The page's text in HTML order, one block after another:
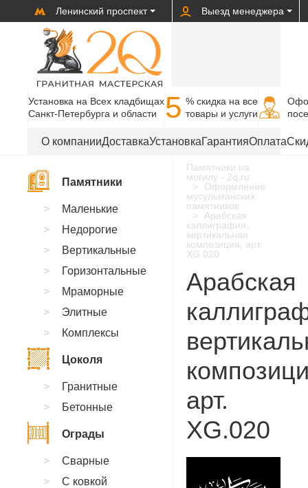
Ленинский проспект Выезд менеджера
Установка на Всех кладбищах
Санкт-Петербурга и области
5 % cкидка на все
товары и услуги
О компанииДоставкаУстановкаГарантияОплата
Памятники на
могилу - 2q.ru
Оформление
мусульманских
памятников
Арабская
каллиграфия,
вертикальная
композиция, арт.
XG.020
Арабская
арт.
XG.020
Памятники
Маленькие
Недорогие
Вертикальные
Горизонтальные
Мраморные
Элитные
Комплексы
Цоколя
Гранитные
Бетонные
Ограды
Сварные
С ковкой